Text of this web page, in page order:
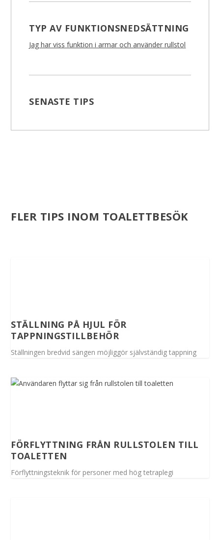
TYP AV FUNKTIONSNEDSÄTTNING
Jag har viss funktion i armar och använder rullstol
SENASTE TIPS
FLER TIPS INOM TOALETTBESÖK
STÄLLNING PÅ HJUL FÖR
TAPPNINGSTILLBEHÖR
Ställningen bredvid sängen möjliggör självständig tappning
FÖRFLYTTNING FRÅN RULLSTOLEN TILL
TOALETTEN
Förflyttningsteknik för personer med hög tetraplegi